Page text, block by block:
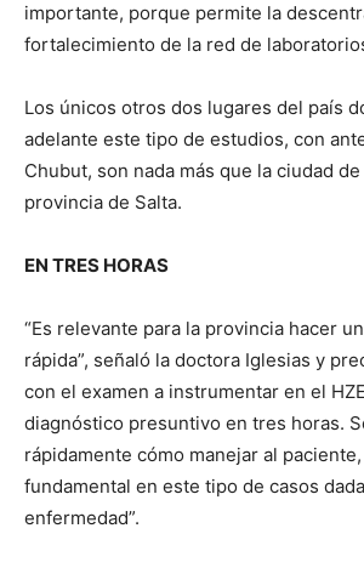
importante, porque permite la
fortalecimiento de la red de
Los únicos otros dos lugares del país
adelante este tipo de estudios, con
Chubut, son nada más que la ciudad
provincia de Salta.
EN TRES HORAS
“Es relevante para la provincia hacer
rápida”, señaló la doctora Iglesias y
con el examen a instrumentar en el
diagnóstico presuntivo en tres horas.
rápidamente cómo manejar al
fundamental en este tipo de casos
enfermedad”.